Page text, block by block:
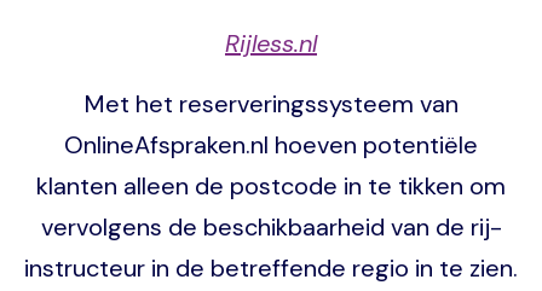
Rijless.nl
Met het reserveringssysteem van
OnlineAfspraken.nl hoeven potentiële
klanten alleen de postcode in te tikken om
vervolgens de beschikbaarheid van de rij-
instructeur in de betreffende regio in te zien.